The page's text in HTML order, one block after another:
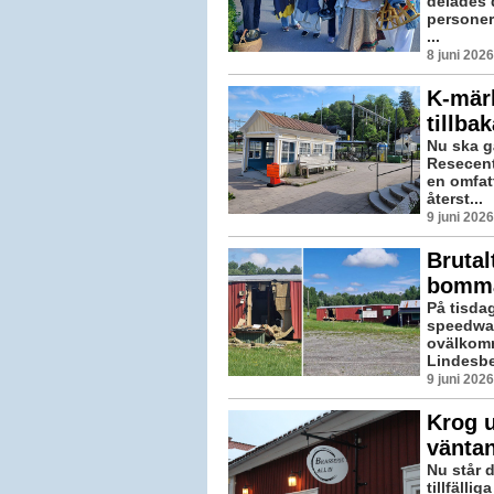
...
8 juni
K-
Nu ska
en
återst...
9 juni
På
9 juni
Krog
Nu står
tillfälliga